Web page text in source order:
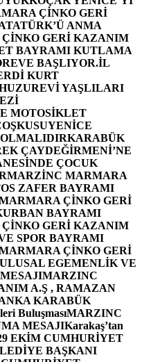
ÇİNKO GERİ
ANMA
GERİ KAZANIM
BAYRAMI KUTLAMA
BAŞLIYOR.İL
KURT
YAŞLILARI
MOTOSİKLET
YENİCE
KARABÜK
ÇAYDEĞİRMENİ’NE
ÇOCUK
MARZİNC MARMARA
ZAFER BAYRAMI
ÇİNKO GERİ
BAYRAMI
GERİ KAZANIM
SPOR BAYRAMI
ÇİNKO GERİ
EGEMENLİK VE
MARZINC
A.Ş , RAMAZAN
KARABÜK
BuluşmasıMARZINC
MESAJIKarakaş’tan
EKİM CUMHURİYET
BAŞKANI